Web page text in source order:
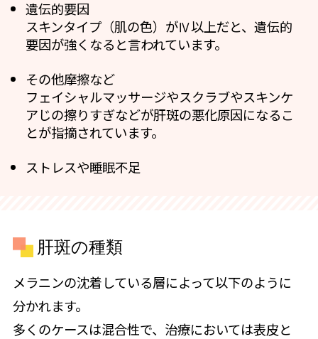
遺伝的要因
スキンタイプ（肌の色）がⅣ以上だと、遺伝的
要因が強くなると言われています。
その他摩擦など
フェイシャルマッサージやスクラブやスキンケ
アじの擦りすぎなどが肝斑の悪化原因になるこ
とが指摘されています。
ストレスや睡眠不足
肝斑の種類
メラニンの沈着している層によって以下のように
分かれます。
多くのケースは混合性で、治療においては表皮と